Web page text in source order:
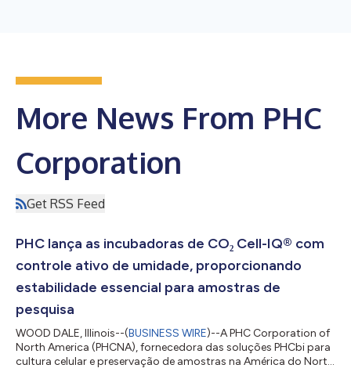
More News From PHC
Corporation
Get RSS Feed
PHC lança as incubadoras de CO₂ Cell-IQ® com
controle ativo de umidade, proporcionando
estabilidade essencial para amostras de
pesquisa
WOOD DALE, Illinois--(BUSINESS WIRE)--A PHC Corporation of
North America (PHCNA), fornecedora das soluções PHCbi para
cultura celular e preservação de amostras na América do Norte